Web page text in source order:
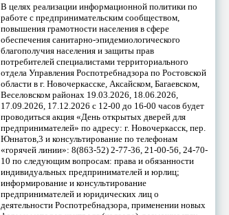
В целях реализации информационной политики по
работе с предпринимательским сообществом,
повышения грамотности населения в сфере
обеспечения санитарно-эпидемиологического
благополучия населения и защиты прав
потребителей специалистами территориального
отдела Управления Роспотребнадзора по Ростовской
области в г. Новочеркасске, Аксайском, Багаевском,
Веселовском районах 19.03.2026, 18.06.2026,
17.09.2026, 17.12.2026 с 12-00 до 16-00 часов будет
проводиться акция «День открытых дверей для
предпринимателей» по адресу: г. Новочеркасск, пер.
Юннатов,3 и консультирование по телефонам
«горячей линии»: 8(863-52) 2-77-36, 21-00-56, 24-70-
10 по следующим вопросам: права и обязанности
индивидуальных предпринимателей и юрлиц;
информирование и консультирование
предпринимателей и юридических лиц о
деятельности Роспотребнадзора, применении новых